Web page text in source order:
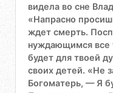
видела во сне
«Напрасно
ждет смерть.
нуждающимся все
будет для твоей
своих детей. «Не
Богоматерь, — Я